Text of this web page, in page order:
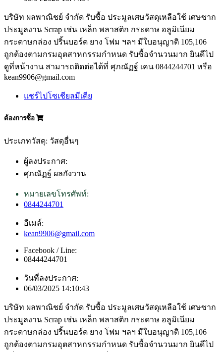
บริษัท ผลพาณิชย์ จำกัด รับซื้อ ประมูลเศษวัสดุเหลือใช้ เศษซาก
ประมูลงาน Scrap เช่น เหล็ก พลาสติก กระดาษ อลูมิเนียม
กระดาษกล่อง ปริ้นบอร์ด ยาง โฟม ฯลฯ มีใบอนุญาติ 105,106
ถูกต้องตามกรมอุตสาหกรรมกำหนด รับซื้อจำนวนมาก ยินดีไป
ดูที่หน้างาน สามารถติดต่อได้ที่ ศุภณัฏฐ์ เคน 0844244701 หรือ
kean9906@gmail.com
แชร์ไปโซเชียลมีเดีย
ต้องการซื้อ
ประเภทวัสดุ: วัสดุอื่นๆ
ผู้ลงประกาศ:
ศุภณัฏฐ์ ผลกังวาน
หมายเลขโทรศัพท์:
0844244701
อีเมล์:
kean9906@gmail.com
Facebook / Line:
08444244701
วันที่ลงประกาศ:
06/03/2025 14:10:43
บริษัท ผลพาณิชย์ จำกัด รับซื้อ ประมูลเศษวัสดุเหลือใช้ เศษซาก
ประมูลงาน Scrap เช่น เหล็ก พลาสติก กระดาษ อลูมิเนียม
กระดาษกล่อง ปริ้นบอร์ด ยาง โฟม ฯลฯ มีใบอนุญาติ 105,106
ถูกต้องตามกรมอุตสาหกรรมกำหนด รับซื้อจำนวนมาก ยินดีไป